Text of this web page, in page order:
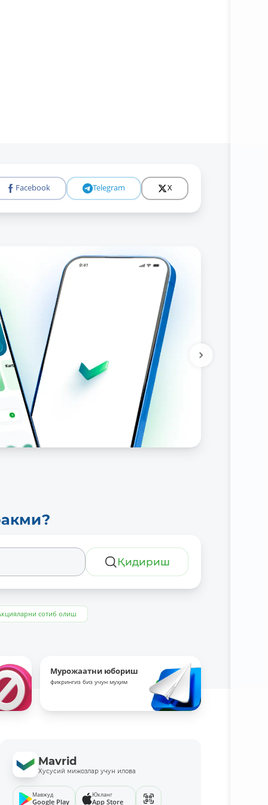
Facebook Telegram X
Қидириш
сотиб олиш
Мурожаатни юбориш
фикрингиз биз учун муҳим
Mavrid
Хусусий мижозлар учун илова
Мавжуд
Google Play
Юкланг
App Store